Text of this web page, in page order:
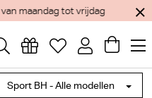
maandag tot vrijdag
Sport BH - Alle modellen